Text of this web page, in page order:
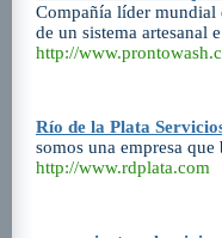
Compañía líder mundial
de un sistema artesanal
http://
Río de la Plata
somos una empresa
http://www.rdplata.com